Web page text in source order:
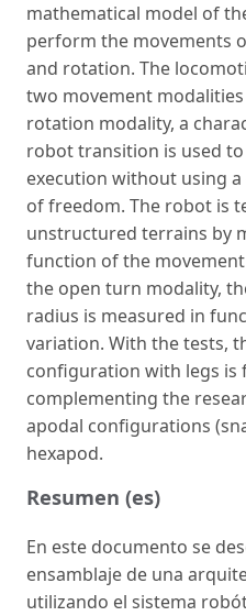
mathematical model of
perform the movements
and rotation. The
two movement
rotation modality, a
robot transition is used
execution without using
of freedom. The robot is
unstructured terrains by
function of the
the open turn modality,
radius is measured in
variation. With the tests,
configuration with legs is
complementing the
apodal configurations
hexapod.
Resumen (es)
En este documento se
ensamblaje de una
utilizando el sistema